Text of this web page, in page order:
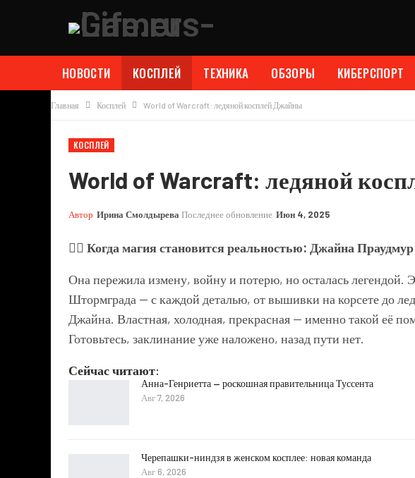
НОВОСТИ КОСПЛЕЙ ТЕХНИКА ОБЗОРЫ КИБЕРСПОРТ
Главная Косплей World of Warcraft: ледяной косплей Джайны
КОСПЛЕЙ
World of Warcraft: ледяной
Автор Ирина СмолдыреваПоследнее обновление Июн 4, 2025
🧙‍♀️ Когда магия становится реальностью: Джайна
Она пережила измену, войну и потерю, но осталась легендой.
Штормграда — с каждой деталью, от вышивки на корсете до
Джайна. Властная, холодная, прекрасная — именно такой её
Готовьтесь, заклинание уже наложено, назад пути нет.
Сейчас читают:
Анна-Генриетта — роскошная правительница Туссента
Авг 7, 2026
Черепашки-ниндзя в женском косплее: новая команда
Авг 6, 2026